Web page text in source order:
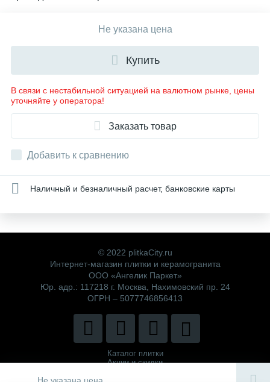
Не указана цена
Не указана цена
Купить
В связи с нестабильной ситуацией на валютном рынке, цены
уточняйте у оператора!
Заказать товар
Добавить к сравнению
Наличный и безналичный расчет, банковские карты
© 2022 plitkaCity.ru
Интернет-магазин плитки и керамогранита
ООО «Ангелик Паркет»
Юр. адр.: 117218 г. Москва, Нахимовский пр. 24
ОГРН – 5077746856413
Каталог плитки
Акции и скидки